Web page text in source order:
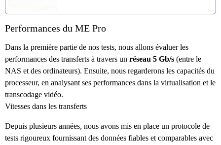
Performances du ME Pro
Dans la première partie de nos tests, nous allons évaluer les
performances des transferts à travers un réseau 5 Gb/s (entre le
NAS et des ordinateurs). Ensuite, nous regarderons les capacités du
processeur, en analysant ses performances dans la virtualisation et le
transcodage vidéo.
Vitesses dans les transferts
Depuis plusieurs années, nous avons mis en place un protocole de
tests rigoureux fournissant des données fiables et comparables avec